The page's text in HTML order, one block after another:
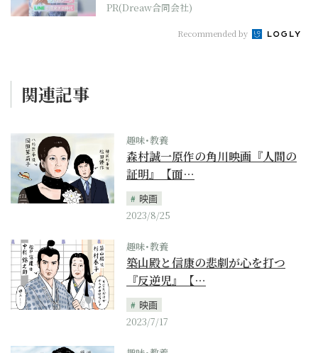
PR(Dreaw合同会社)
Recommended by
関連記事
趣味･教養
森村誠一原作の角川映画『人間の
証明』【面…
映画
2023/8/25
趣味･教養
築山殿と信康の悲劇が心を打つ
『反逆児』【…
映画
2023/7/17